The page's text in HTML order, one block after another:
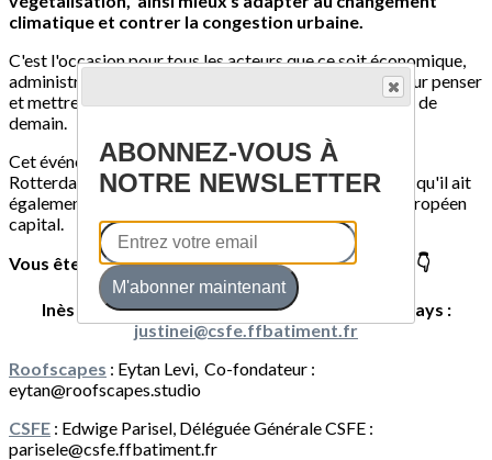
climatique et contrer la congestion urbaine.
C'est l'occasion pour tous les acteurs que ce soit économique,
administratif ou encore associatif de se rassembler pour penser
et mettre en place ensembles les solutions des toitures de
demain.
Cet événement n'est pas une première, il a déjà eu lieu à
Rotterdam et à Marseille. Il est donc tout à fait normal qu'il ait
également lieu à Paris, étant donné que c'est un pôle européen
capital.
Vous êtes intéressé.e pour participer ? Contactez 👇
Inès Justine, Cheffe de projet Paris Rooftop Days :
justinei@csfe.ffbatiment.fr
Roofscapes : Eytan Levi, Co-fondateur :
eytan@roofscapes.studio
CSFE : Edwige Parisel, Déléguée Générale CSFE :
parisele@csfe.ffbatiment.fr
ABONNEZ-VOUS À
NOTRE NEWSLETTER
M'abonner maintenant